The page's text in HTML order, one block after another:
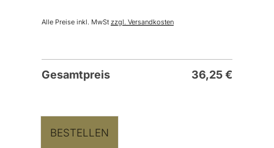
Alle Preise inkl. MwSt zzgl. Versandkosten
Gesamtpreis 36,25€
BESTELLEN